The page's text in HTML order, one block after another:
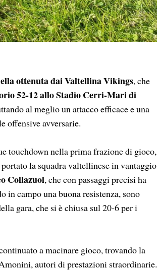
ottenuta dai Valtellina Vikings, che
52-12 allo Stadio Cerri-Mari di
al meglio un attacco efficace e una
offensive avversarie.
touchdown nella prima frazione di gioco,
portato la squadra valtellinese in vantaggio
Collazuol, che con passaggi precisi ha
campo una buona resistenza, sono
gara, che si è chiusa sul 20-6 per i
a macinare gioco, trovando la
autori di prestazioni straordinarie.